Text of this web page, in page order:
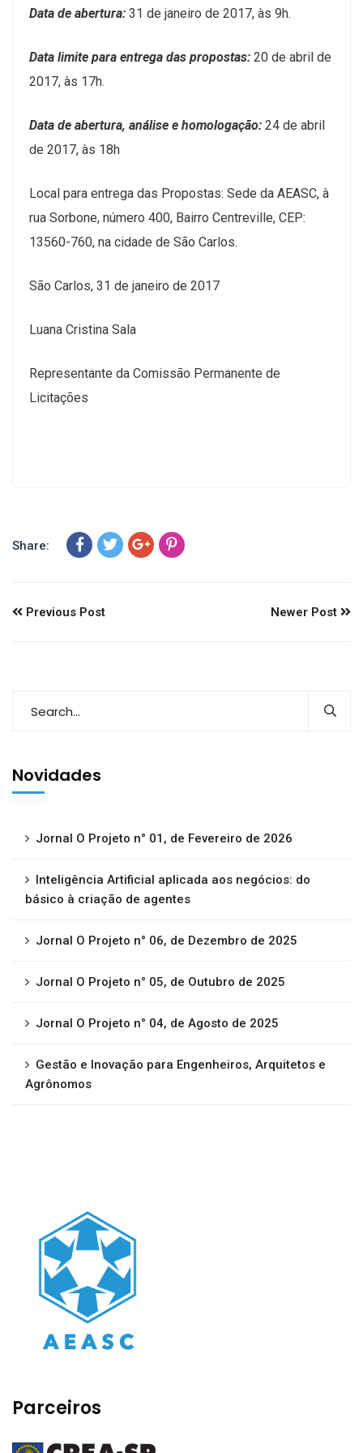
Data de abertura: 31 de janeiro de 2017, às 9h.
Data limite para entrega das propostas: 20 de abril de
2017, às 17h.
Data de abertura, análise e homologação: 24 de abril
de 2017, às 18h
Local para entrega das Propostas: Sede da AEASC, à
rua Sorbone, número 400, Bairro Centreville, CEP:
13560-760, na cidade de São Carlos.
São Carlos, 31 de janeiro de 2017
Luana Cristina Sala
Representante da Comissão Permanente de
Licitações
Share:
Previous Post Newer Post
Novidades
Jornal O Projeto n° 01, de Fevereiro de 2026
Inteligência Artificial aplicada aos negócios: do
básico à criação de agentes
Jornal O Projeto n° 06, de Dezembro de 2025
Jornal O Projeto n° 05, de Outubro de 2025
Jornal O Projeto n° 04, de Agosto de 2025
Gestão e Inovação para Engenheiros, Arquitetos e
Agrônomos
Parceiros